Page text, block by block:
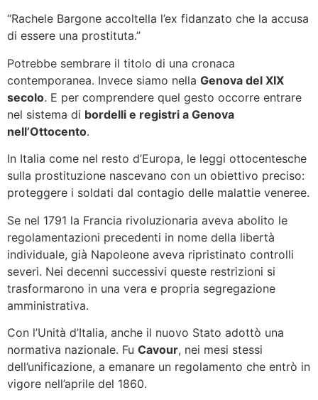
“Rachele Bargone accoltella l’ex fidanzato che la accusa
di essere una prostituta.”
Potrebbe sembrare il titolo di una cronaca
contemporanea. Invece siamo nella Genova del XIX
secolo. E per comprendere quel gesto occorre entrare
nel sistema di bordelli e registri a Genova
nell’Ottocento.
In Italia come nel resto d’Europa, le leggi ottocentesche
sulla prostituzione nascevano con un obiettivo preciso:
proteggere i soldati dal contagio delle malattie veneree.
Se nel 1791 la Francia rivoluzionaria aveva abolito le
regolamentazioni precedenti in nome della libertà
individuale, già Napoleone aveva ripristinato controlli
severi. Nei decenni successivi queste restrizioni si
trasformarono in una vera e propria segregazione
amministrativa.
Con l’Unità d’Italia, anche il nuovo Stato adottò una
normativa nazionale. Fu Cavour, nei mesi stessi
dell’unificazione, a emanare un regolamento che entrò in
vigore nell’aprile del 1860.